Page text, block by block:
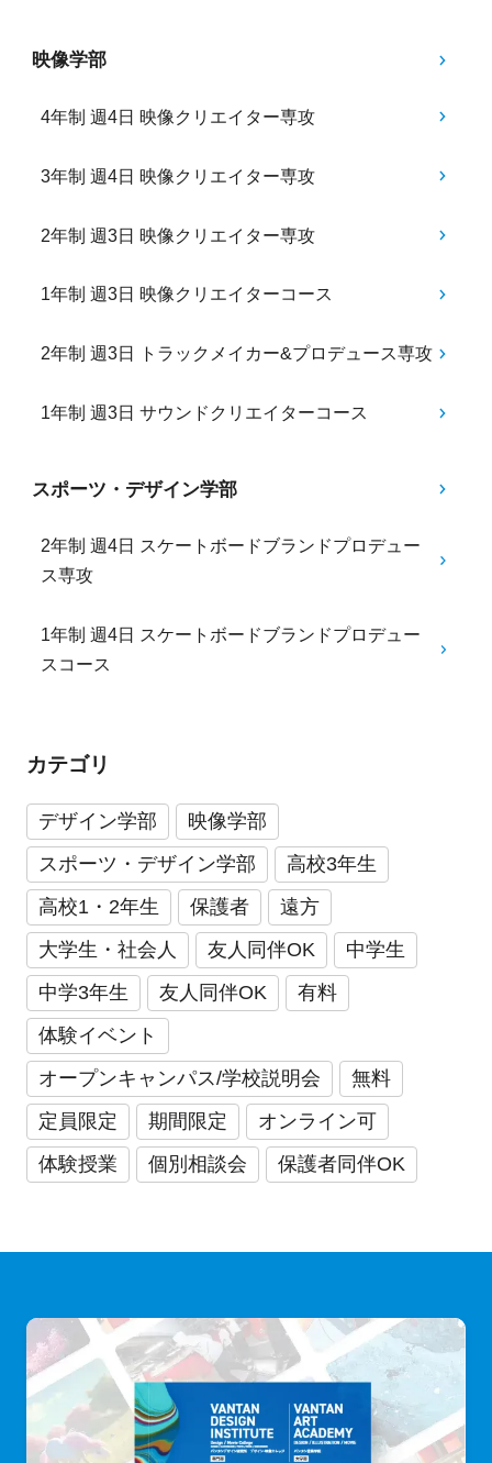
映像学部
4年制 週4日 映像クリエイター専攻
3年制 週4日 映像クリエイター専攻
2年制 週3日 映像クリエイター専攻
1年制 週3日 映像クリエイターコース
2年制 週3日 トラックメイカー&プロデュース専攻
1年制 週3日 サウンドクリエイターコース
スポーツ・デザイン学部
2年制 週4日 スケートボードブランドプロデュー
ス専攻
1年制 週4日 スケートボードブランドプロデュー
スコース
カテゴリ
デザイン学部
映像学部
スポーツ・デザイン学部
高校3年生
高校1・2年生
保護者
遠方
大学生・社会人
友人同伴OK
中学生
中学3年生
友人同伴OK
有料
体験イベント
オープンキャンパス/学校説明会
無料
定員限定
期間限定
オンライン可
体験授業
個別相談会 保護者同伴OK